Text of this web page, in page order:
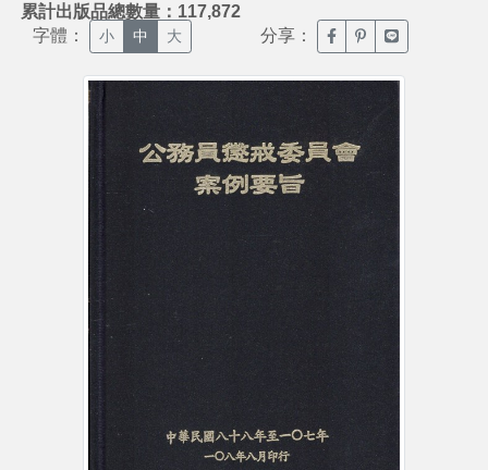
累計出版品總數量：117,872
字體： 小 中 大 分享： 臉書分享(另開新視窗)
噗浪分享(另開新
Line分享(另